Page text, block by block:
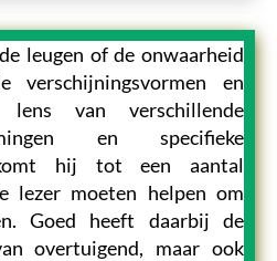
leugen of de onwaarheid
verschijningsvormen en
van verschillende
en specifieke
hij tot een aantal
lezer moeten helpen om
Goed heeft daarbij de
overtuigend, maar ook